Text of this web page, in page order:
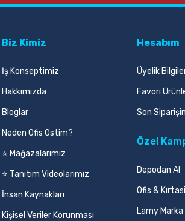
Biz Kimiz
İş Konseptimiz
Hakkımızda
Bloglar
Neden Ofis Ostim?
⭐ Mağazalarımız
⭐ Tanıtım Videolarımız
İnsan Kaynakları
Kişisel Veriler Korunması
Hesabım
Üyelik
Favori
Son
Özel
Depodan Al
Ofis &
Lamy